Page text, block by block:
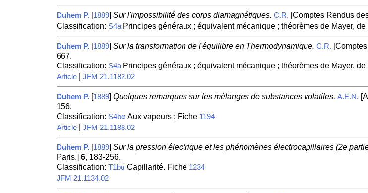
Duhem P. [1889] Sur l'impossibilité des corps diamagnétiques. C.R. [Comptes Rendus
Classification: S4aPrincipes généraux ; équivalent mécanique ; théorèmes de Mayer,
Duhem P. [1889] Sur la transformation de l'équilibre en Thermodynamique. C.R.
667.
Classification: S4aPrincipes généraux ; équivalent mécanique ; théorèmes de Mayer,
Article| JFM 21.1182.02
Duhem P. [1889] Quelques remarques sur les mélanges de substances volatiles. A.E.N.
156.
Classification: S4bα Aux vapeurs ; Fiche 1194
Article| JFM 21.1188.02
Duhem P. [1889] Sur la pression électrique et les phénomènes électrocapillaires (2e
Paris.] 6, 183-256.
Classification: T1bα Capillarité. Fiche 1234
JFM 21.1134.02